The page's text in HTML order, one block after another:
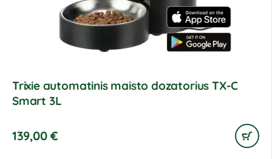
Trixie automatinis maisto dozatorius TX-C
Smart 3L
139,00€